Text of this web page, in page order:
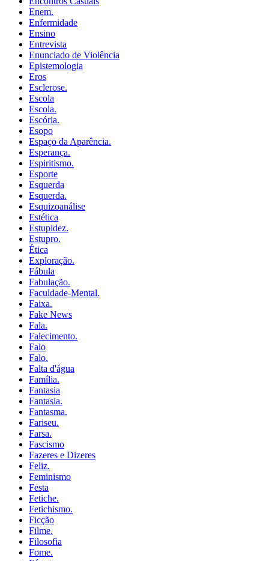
Enem.
Enfermidade
Ensino
Entrevista
Enunciado de Violência
Epistemologia
Eros
Esclerose.
Escola
Escola.
Escória.
Esopo
Espaço da Aparência.
Esperança.
Espiritismo.
Esporte
Esquerda
Esquerda.
Esquizoanálise
Estética
Estupidez.
Estupro.
Ética
Exploração.
Fábula
Fabulação.
Faculdade-Mental.
Faixa.
Fake News
Fala.
Falecimento.
Falo
Falo.
Falta d'água
Família.
Fantasia
Fantasia.
Fantasma.
Fariseu.
Farsa.
Fascismo
Fazeres e Dizeres
Feliz.
Feminismo
Festa
Fetiche.
Fetichismo.
Ficção
Filme.
Filosofia
Fome.